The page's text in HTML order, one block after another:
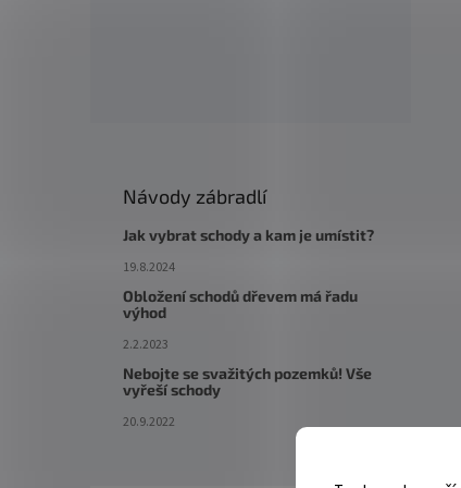
Návody zábradlí
Jak vybrat schody a kam je umístit?
19.8.2024
Obložení schodů dřevem má řadu
výhod
2.2.2023
Nebojte se svažitých pozemků! Vše
vyřeší schody
20.9.2022